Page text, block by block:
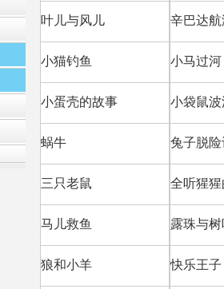
叶儿与风儿 辛巴达航
小猫钓鱼 小马过河
小蛋壳的故事 小袋鼠波
蜗牛 兔子脱险
三只老鼠 全听猩猩
马儿救鱼 露珠与树
狼和小羊 快乐王子